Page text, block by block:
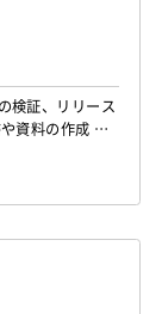
検証、リリース
や資料の作成